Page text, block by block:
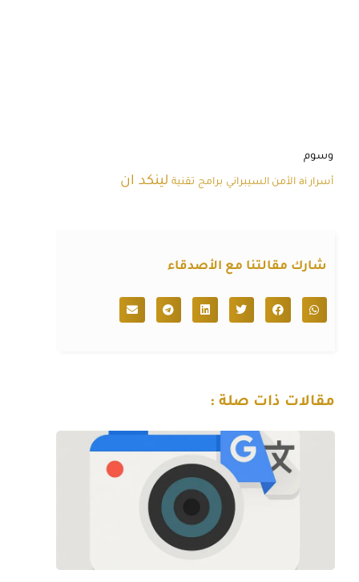
وسوم
أسرار ai الأمن السيبراني برامج تقنية لينكد ان
شارك مقالتنا مع الأصدقاء
مقالات ذات صلة :